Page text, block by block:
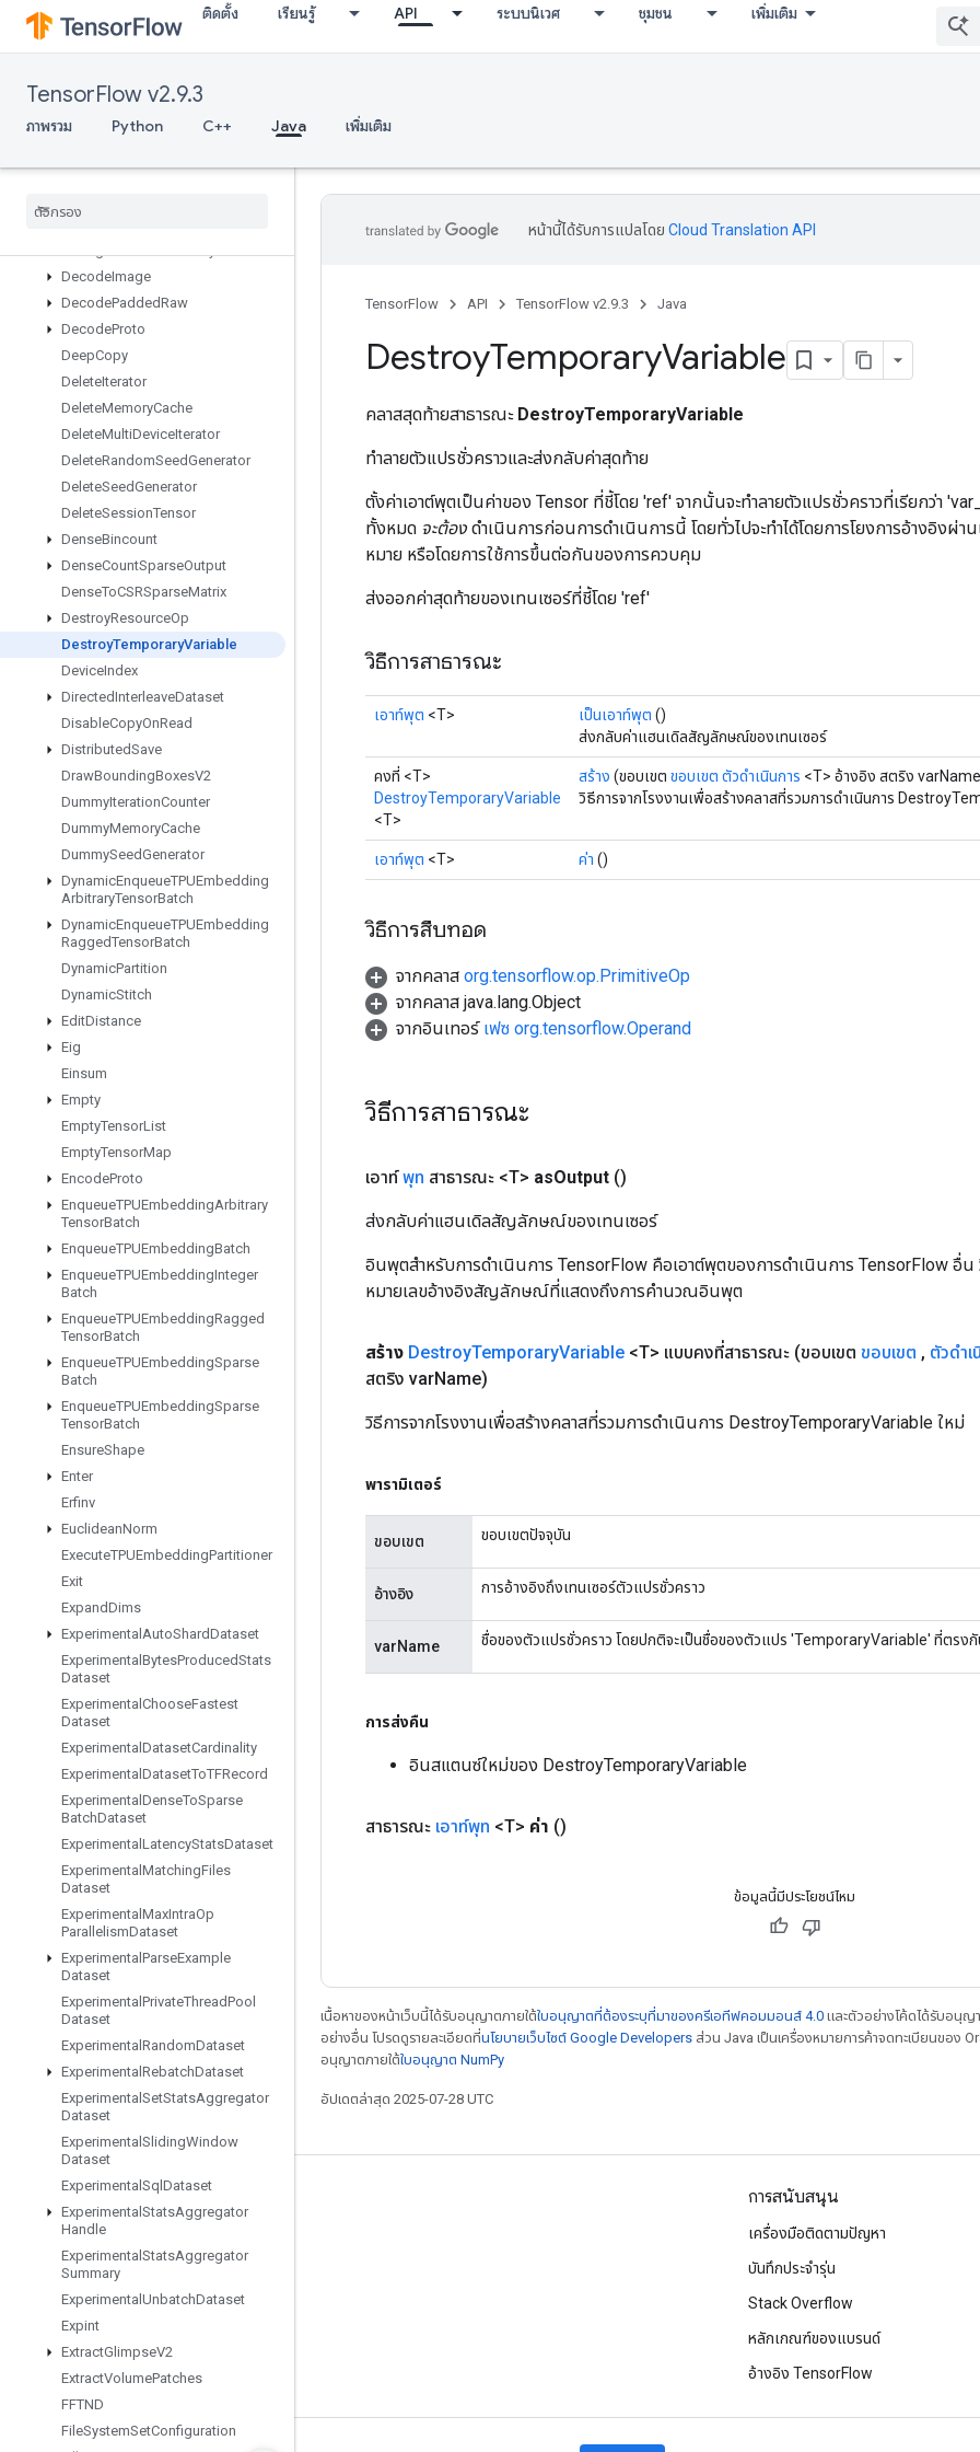
ติดตั้ง เรียนรู้ API ระบบนิเวศ ชุมชน เพิ่มเติม
TensorFlow v2.9.3
ภาพรวม Python C++ Java เพิ่มเติม
DatasetToGraphV2
Dawsn
DebugGradientRefIdentity
DebugIdentity
DebugIdentityV3
DecodeImage
DecodePaddedRaw
DecodeProto
DeepCopy
DeleteIterator
DeleteMemoryCache
DeleteMultiDeviceIterator
DeleteRandomSeedGenerator
DeleteSeedGenerator
DeleteSessionTensor
DenseBincount
DenseCountSparseOutput
DenseToCSRSparseMatrix
DestroyResourceOp
DestroyTemporaryVariable
DeviceIndex
DirectedInterleaveDataset
DisableCopyOnRead
DistributedSave
DrawBoundingBoxesV2
DummyIterationCounter
DummyMemoryCache
DummySeedGenerator
DynamicEnqueueTPUEmbedding
ArbitraryTensorBatch
DynamicEnqueueTPUEmbedding
RaggedTensorBatch
DynamicPartition
DynamicStitch
EditDistance
Eig
Einsum
Empty
EmptyTensorList
EmptyTensorMap
EncodeProto
EnqueueTPUEmbeddingArbitrary
TensorBatch
EnqueueTPUEmbeddingBatch
EnqueueTPUEmbeddingInteger
Batch
EnqueueTPUEmbeddingRagged
TensorBatch
EnqueueTPUEmbeddingSparse
Batch
EnqueueTPUEmbeddingSparse
TensorBatch
EnsureShape
Enter
Erfinv
EuclideanNorm
ExecuteTPUEmbeddingPartitioner
Exit
ExpandDims
Experimental AutoShardDataset
Experimental BytesProducedStats
Dataset
Experimental ChooseFastest
Dataset
Experimental DatasetCardinality
Experimental DatasetToTFRecord
Experimental DenseToSparse
BatchDataset
Experimental LatencyStatsDataset
Experimental MatchingFiles
Dataset
Experimental MaxIntraOp
ParallelismDataset
Experimental ParseExample
Dataset
Experimental PrivateThreadPool
Dataset
Experimental RandomDataset
Experimental RebatchDataset
Experimental SetStatsAggregator
Dataset
Experimental SlidingWindow
Dataset
Experimental Sql Dataset
Experimental StatsAggregator
Handle
Experimental StatsAggregator
Summary
Experimental UnbatchDataset
Expint
ExtractGlimpseV2
ExtractVolumePatches
FFTND
FileSystemSetConfiguration
หน้านี้ได้รับการแปลโดย Cloud Translation API
TensorFlow API TensorFlow v2.9.3 Java
DestroyTemporaryVariable
คลาสสุดท้ายสาธารณะ DestroyTemporaryVariable
ทำลายตัวแปรชั่วคราวและส่งกลับค่าสุดท้าย
ตั้งค่าเอาต์พุตเป็นค่าของ Tensor ที่ชี้โดย 'ref' จากนั้นจะทำลายตัวแปรชั่วคราวที่เรียกว่า
ทั้งหมด จะต้อง ดำเนินการก่อนการดำเนินการนี้ โดยทั่วไปจะทำได้โดยการโยงการอ้างอิงผ่
หมาย หรือโดยการใช้การขึ้นต่อกันของการควบคุม
ส่งออกค่าสุดท้ายของเทนเซอร์ที่ชี้โดย 'ref'
วิธีการสาธารณะ
เอาท์พุต <T> เป็นเอาท์พุต ()
ส่งกลับค่าแฮนเดิลสัญลักษณ์ของเทนเซอร์
คงที่ <T>
DestroyTemporaryVariable
<T>
สร้าง (ขอบเขต ขอบเขต ตัวดำเนินการ <T> อ้างอิง สตริง
วิธีการจากโรงงานเพื่อสร้างคลาสที่รวมการดำเนินการ
เอาท์พุต <T> ค่า ()
วิธีการสืบทอด
จากคลาส org.tensorflow.op.PrimitiveOp
จากคลาส java.lang.Object
จากอินเทอร์ เฟซ org.tensorflow.Operand
วิธีการสาธารณะ
เอาท์พุท สาธารณะ <T> asOutput ()
ส่งกลับค่าแฮนเดิลสัญลักษณ์ของเทนเซอร์
อินพุตสำหรับการดำเนินการ TensorFlow คือเอาต์พุตของการดำเนินการ TensorFlow อื่น
หมายเลขอ้างอิงสัญลักษณ์ที่แสดงถึงการคำนวณอินพุต
สร้าง DestroyTemporaryVariable <T> แบบคงที่สาธารณะ (ขอบเขต ขอบเขต , ตัวดำเ
สตริง varName)
วิธีการจากโรงงานเพื่อสร้างคลาสที่รวมการดำเนินการ DestroyTemporaryVariable ใหม่
พารามิเตอร์
ขอบเขต ขอบเขตปัจจุบัน
อ้างอิง การอ้างอิงถึงเทนเซอร์ตัวแปรชั่วคราว
varName ชื่อของตัวแปรชั่วคราว โดยปกติจะเป็นชื่อของตัวแปร 'TemporaryVariable' ที่ตรง
การส่งคืน
อินสแตนซ์ใหม่ของ DestroyTemporaryVariable
สาธารณะ เอาท์พุท <T> ค่า ()
ข้อมูลนี้มีประโยชน์ไหม
เนื้อหาของหน้าเว็บนี้ได้รับอนุญาตภายใต้ใบอนุญาตที่ต้องระบุที่มาของครีเอทีฟคอมมอนส์ 4.0 และตัวอย่างโค้ดได้รับอนุญ
อย่างอื่น โปรดดูรายละเอียดที่นโยบายเว็บไซต์ Google Developers ส่วน Java เป็นเครื่องหมายการค้าจดทะเบียนของ
อนุญาตภายใต้ใบอนุญาต NumPy
อัปเดตล่าสุด 2025-07-28 UTC
เชื่อมต่อเสมอ
GitHub
Twitter
YouTube
การสนับสนุน
เครื่องมือติดตามปัญหา
บันทึกประจำรุ่น
Stack Overflow
หลักเกณฑ์ของแบรนด์
อ้างอิง TensorFlow